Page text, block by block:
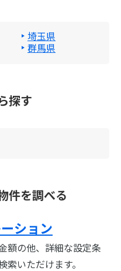
埼玉県
群馬県
探す
件を調べる
ション
額の他、詳細な設定条
いただけます。